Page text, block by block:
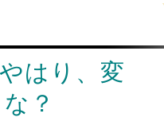
はり、変
？